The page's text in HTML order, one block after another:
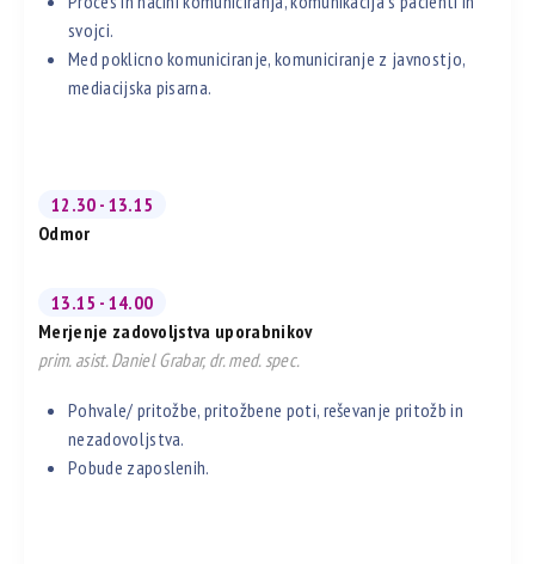
svojci.
Med poklicno komuniciranje, komuniciranje z javnostjo,
mediacijska pisarna.
12.30 - 13.15
Odmor
13.15 - 14.00
Merjenje zadovoljstva uporabnikov
prim. asist. Daniel Grabar, dr. med. spec.
Pohvale/ pritožbe, pritožbene poti, reševanje pritožb in
nezadovoljstva.
Pobude zaposlenih.